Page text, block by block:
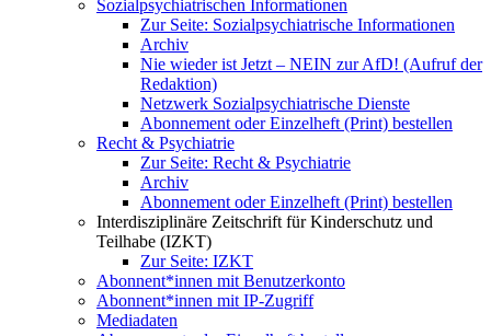
Sozialpsychiatrischen Informationen
Zur Seite: Sozialpsychiatrische Informationen
Archiv
Nie wieder ist Jetzt – NEIN zur AfD! (Aufruf der
Redaktion)
Netzwerk Sozialpsychiatrische Dienste
Abonnement oder Einzelheft (Print) bestellen
Recht & Psychiatrie
Zur Seite: Recht & Psychiatrie
Archiv
Abonnement oder Einzelheft (Print) bestellen
Interdisziplinäre Zeitschrift für Kinderschutz und
Teilhabe (IZKT)
Zur Seite: IZKT
Abonnent*innen mit Benutzerkonto
Abonnent*innen mit IP-Zugriff
Mediadaten